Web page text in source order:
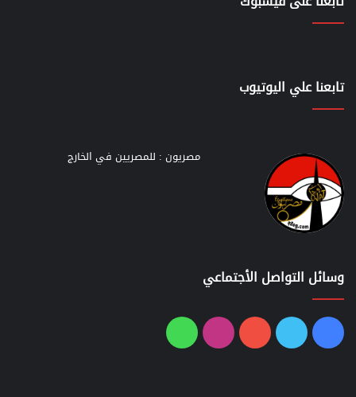
تابعنا علي اليوتيوب
مصريون : للمصريين في الخارج
وسائل التواصل الأجتماعي
فيسبوك
تويتر يوتيوبانستقرامواتساب